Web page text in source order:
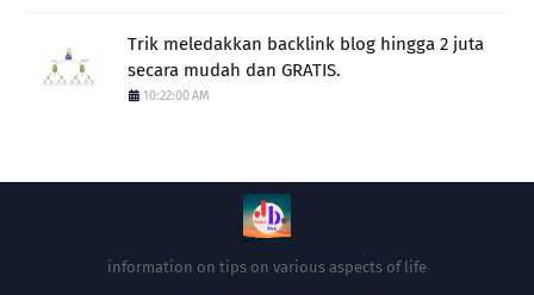
Trik meledakkan backlink blog hingga 2 juta
secara mudah dan GRATIS.
10:22:00 AM
information on tips on various aspects of life